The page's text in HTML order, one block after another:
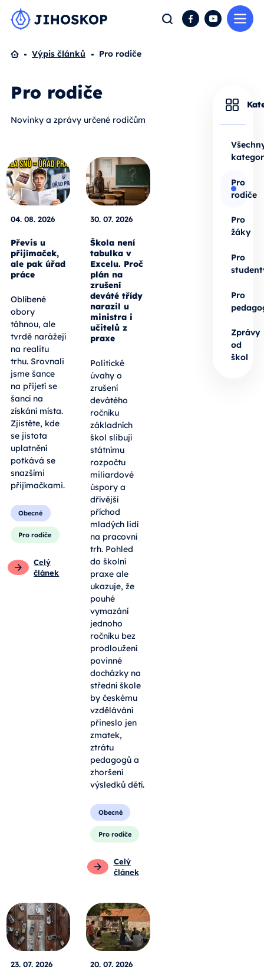
Hledat FacebookYouTube
Domů
Výpis článků Pro rodiče
Pro rodiče
Novinky a zprávy určené rodičům
04. 08. 2026
Převis u
přijímaček,
ale pak úřad
práce
Oblíbené
obory
táhnou, ale
tvrdě narážejí
na realitu
trhu. Srovnali
jsme šance
na přijetí se
šancí na
získání místa.
Zjistěte, kde
se jistota
uplatnění
potkává se
snazšími
přijímačkami.
Obecné
Pro rodiče
Celý
článek
30. 07. 2026
Škola není
tabulka v
Excelu. Proč
plán na
zrušení
deváté třídy
narazil u
ministra i
učitelů z
praxe
Politické
úvahy o
zrušení
devátého
ročníku
základních
škol slibují
státnímu
rozpočtu
miliardové
úspory a
dřívější
příchod
mladých lidí
na pracovní
trh. Pohled
do školní
praxe ale
ukazuje, že
pouhé
vymazání
jednoho
ročníku bez
prodloužení
povinné
docházky na
střední škole
by českému
vzdělávání
přineslo jen
zmatek,
ztrátu
pedagogů a
zhoršení
výsledků dětí.
Obecné
Pro rodiče
Celý
článek
23. 07. 2026 20. 07. 2026
Pro
rodiče
Pro
žáky
Pro
Pro
Zprávy
od
škol